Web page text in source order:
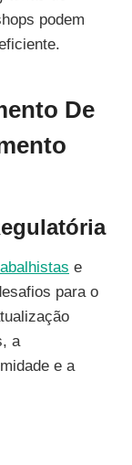
podem
De
e
para o
a
e a